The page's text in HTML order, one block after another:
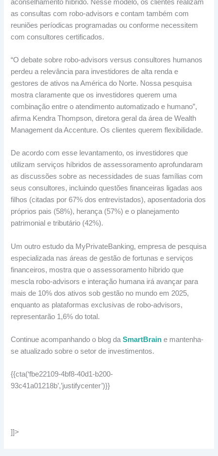
aconselhamento híbrido. Nesse modelo, os clientes realizam
as consultas com robo-advisors e contam também com
reuniões períodicas programadas ou conforme necessitem
com consultores certificados.
“O debate sobre robo-advisors versus consultores humanos
perdeu a relevância para investidores de alta renda e
gestores de ativos na América do Norte. Nossa pesquisa
mostra claramente que os investidores querem uma
combinação entre o atendimento automatizado e humano”,
afirma Kendra Thompson, diretora geral da área de Wealth
Management da Accenture. Os clientes querem flexibilidade.
De acordo com esse levantamento, os investidores que
utilizam serviços híbridos de assessoramento aprofundaram
as discussões sobre as necessidades de suas famílias com
seus consultores, incluindo questões financeiras ligadas aos
filhos (citadas por 67% dos entrevistados), aposentadoria dos
próprios pais (58%), herança (57%) e o planejamento
patrimonial e tributário (42%).
Um outro estudo da MyPrivateBanking, empresa de pesquisa
especializada nas áreas de gestão de fortunas e serviços
financeiros, mostra que o assessoramento híbrido que
mescla robo-advisors e interação humana irá avançar para
mais de 10% dos ativos sob gestão no mundo em 2025,
enquanto as plataformas exclusivas de robo-advisors,
representarão 1,6% do total.
Continue acompanhando o blog daSmartBrain e mantenha-
se atualizado sobre o setor de investimentos.
{{cta(‘fbe22109-4bf8-40d1-b200-
93c41a01218b’,’justifycenter’)}}
]]>